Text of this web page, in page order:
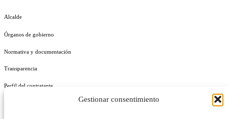
Gestionar consentimiento
Alcalde
Órganos de gobierno
Normativa y documentación
Transparencia
Perfil del contratante